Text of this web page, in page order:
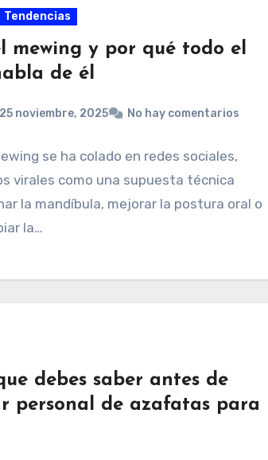
Tendencias
mewing y por qué todo el
de él
25 noviembre, 2025 No hay comentarios
se ha colado en redes sociales,
virales como una supuesta técnica
la mandíbula, mejorar la postura oral o
la…
debes saber antes de
personal de azafatas para